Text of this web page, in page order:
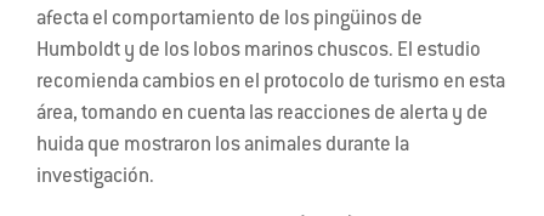
afecta el comportamiento de los pingüinos de
Humboldt y de los lobos marinos chuscos. El estudio
recomienda cambios en el protocolo de turismo en esta
área, tomando en cuenta las reacciones de alerta y de
huida que mostraron los animales durante la
investigación.